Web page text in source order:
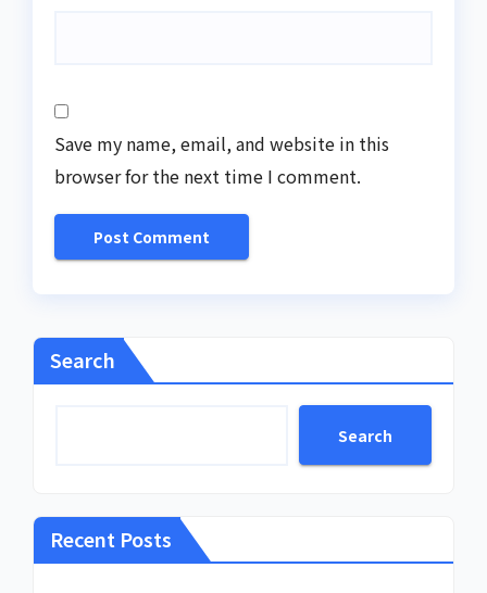
Save my name, email, and website in this
browser for the next time I comment.
Search
Search
Recent Posts